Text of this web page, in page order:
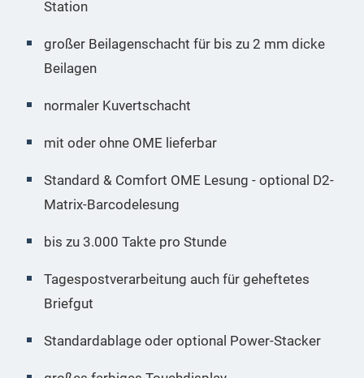
Station
großer Beilagenschacht für bis zu 2 mm dicke
Beilagen
normaler Kuvertschacht
mit oder ohne OME lieferbar
Standard & Comfort OME Lesung - optional D2-
Matrix-Barcodelesung
bis zu 3.000 Takte pro Stunde
Tagespostverarbeitung auch für geheftetes
Briefgut
Standardablage oder optional Power-Stacker